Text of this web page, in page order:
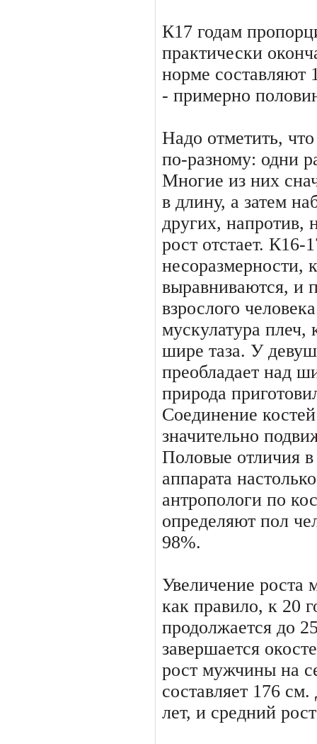
К17 годам
прак­тически
норме со­ставляют
- примерно
Надо отметить,
по-разному: одни
Многие из них
в длину, а затем
других, напротив,
рост отстает. К16-
несоразмер­ности,
выравниваются, и
взрослого
мускулатура плеч,
шире таза. У
преобладает над
природа
Соединение
значительно
Половые отличия в
аппарата
антропологи по
определяют пол
98%.
Увеличение роста
как правило, к 20
продолжается до
завершается
рост мужчины на
составляет 176
лет, и средний